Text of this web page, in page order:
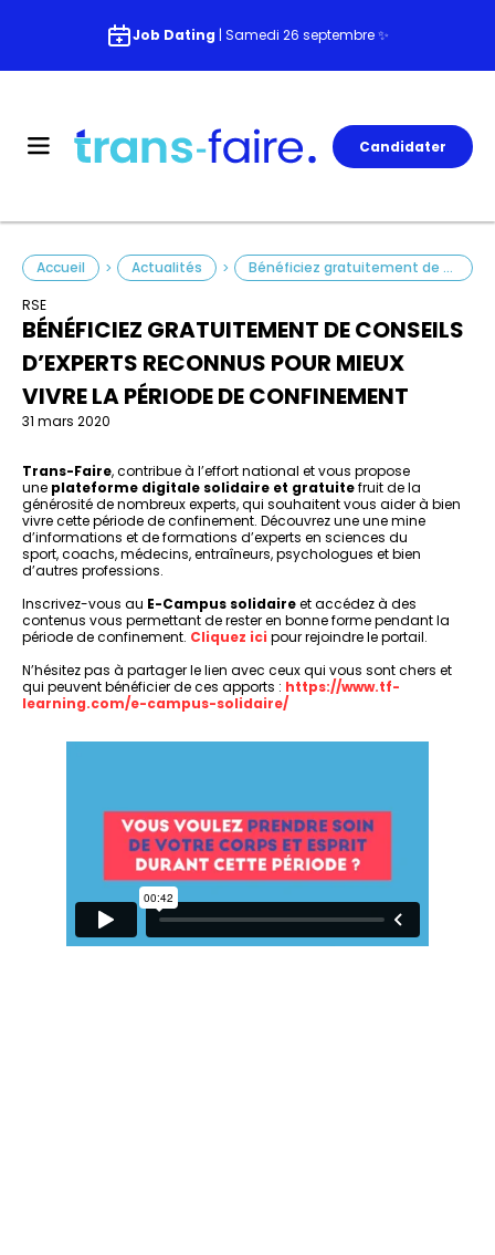
Job Dating | Samedi 26 septembre ✨
Candidater
RSE
Accueil > Actualités > Bénéficiez gratuitement de conseils d’experts reconnus pour mieux vivre la période de confinement
BÉNÉFICIEZ GRATUITEMENT DE CONSEILS
D’EXPERTS RECONNUS POUR MIEUX
VIVRE LA PÉRIODE DE CONFINEMENT
31 mars 2020
Trans-Faire, contribue à l’effort national et vous propose
une plateforme digitale solidaire et gratuitefruit de la
générosité de nombreux experts, qui souhaitent vous aider à bien
vivre cette période de confinement. Découvrez une une mine
d’informations et de formations d’experts en sciences du
sport, coachs, médecins, entraîneurs, psychologues et bien
d’autres professions.
Inscrivez-vous au E-Campus solidaireet accédez à des
contenus vous permettant de rester en bonne forme pendant la
période de confinement. Cliquez ici pour rejoindre le portail.
N’hésitez pas à partager le lien avec ceux qui vous sont chers et
qui peuvent bénéficier de ces apports : https://www.tf-
learning.com/e-campus-solidaire/